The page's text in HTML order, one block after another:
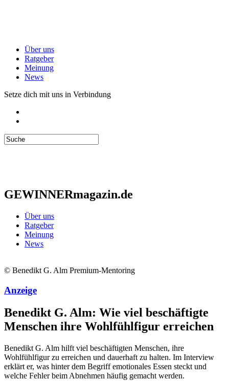
Über uns
Ratgeber
Meinung
News
Setze dich mit uns in Verbindung
GEWINNERmagazin.de
Über uns
Ratgeber
Meinung
News
© Benedikt G. Alm Premium-Mentoring
Anzeige
Benedikt G. Alm: Wie viel beschäftigte
Menschen ihre Wohlfühlfigur erreichen
Benedikt G. Alm hilft viel beschäftigten Menschen, ihre
Wohlfühlfigur zu erreichen und dauerhaft zu halten. Im Interview
erklärt er, was hinter dem Begriff emotionales Essen steckt und
welche Fehler beim Abnehmen häufig gemacht werden.